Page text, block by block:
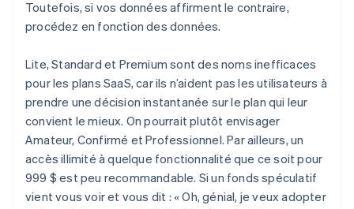
Toutefois, si vos données affirment le contraire,
procédez en fonction des données.
Lite, Standard et Premium sont des noms inefficaces
pour les plans SaaS, car ils n’aident pas les utilisateurs à
prendre une décision instantanée sur le plan qui leur
convient le mieux. On pourrait plutôt envisager
Amateur, Confirmé et Professionnel. Par ailleurs, un
accès illimité à quelque fonctionnalité que ce soit pour
999 $ est peu recommandable. Si un fonds spéculatif
vient vous voir et vous dit : « Oh, génial, je veux adopter